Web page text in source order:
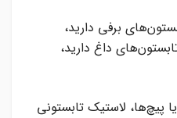
برفی دارید،
داغ دارید،
پیچ‌ها، لاستیک تابستونی